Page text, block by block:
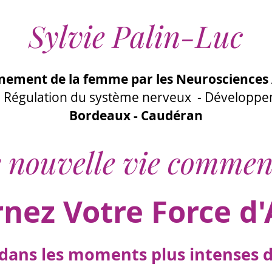
Sylvie Palin-Luc
de la femme par les Neurosciences
Régulation du système nerveux -
Bordeaux - Caudéran
nouvelle vie
Votre Force
les moments plus intenses